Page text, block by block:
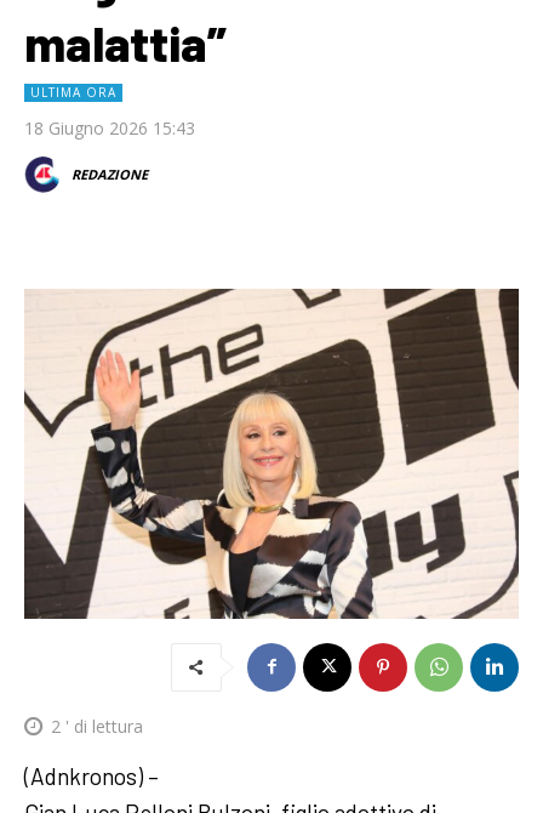
malattia”
ULTIMA ORA
18 Giugno 2026 15:43
REDAZIONE
2 ' di lettura
(Adnkronos) –